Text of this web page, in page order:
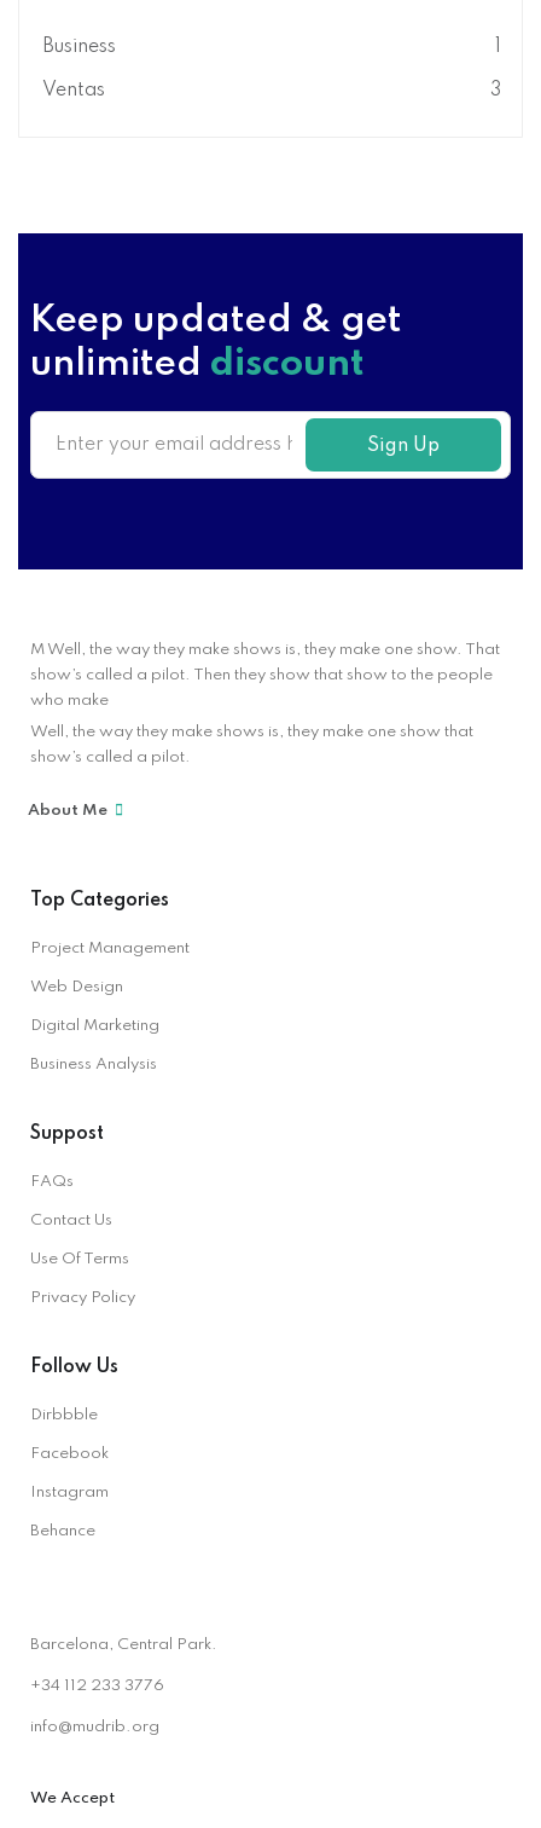
Business
Ventas 3
Keep updated & get
unlimited discount
Sign Up
M Well, the way they make shows is, they make one show. That
show’s called a pilot. Then they show that show to the people
who make
Well, the way they make shows is, they make one show that
show’s called a pilot.
About Me
Top Categories
Project Management
Web Design
Digital Marketing
Business Analysis
Suppost
FAQs
Contact Us
Use Of Terms
Privacy Policy
Follow Us
Dirbbble
Facebook
Instagram
Behance
Barcelona, Central Park.
+34 112 233 3776
info@mudrib.org
We Accept